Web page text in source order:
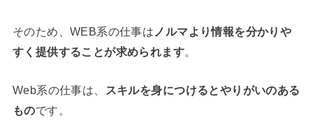
そのため、WEB系の仕事は ノルマより情報を分かりや
すく提供することが求められます。
Web系の仕事は、
スキルを身につけるとやりがいのある
ものです。